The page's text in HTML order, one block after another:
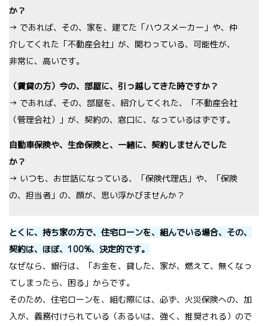
か？
→ であれば、その、家を、建てた「ハウスメーカー」や、仲
介してくれた「不動産会社」が、関わっている、可能性が、
非常に、高いです。
（賃貸の方）今の、部屋に、引っ越してきた時ですか？
→ であれば、その、部屋を、紹介してくれた、「不動産会社
（管理会社）」が、契約の、窓口に、なっているはずです。
自動車保険や、生命保険と、一緒に、契約しませんでした
か？
→ いつも、お世話になっている、「保険代理店」や、「保険
の、担当者」の、顔が、思い浮かびませんか？
とくに、持ち家の方で、住宅ローンを、組んでいる場合、その、
契約は、ほぼ、100%、決定的です。
なぜなら、銀行は、「お金を、貸した、家が、燃えて、無くなっ
てしまったら、困る」からです。
そのため、住宅ローンを、組む際には、必ず、火災保険への、加
入が、義務付けられている（あるいは、強く、推奨される）ので